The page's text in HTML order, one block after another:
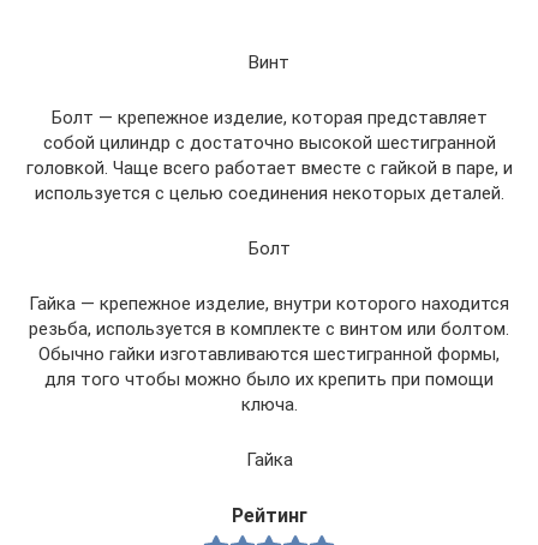
Винт
Болт — крепежное изделие, которая представляет
собой цилиндр с достаточно высокой шестигранной
головкой. Чаще всего работает вместе с гайкой в паре, и
используется с целью соединения некоторых деталей.
Болт
Гайка — крепежное изделие, внутри которого находится
резьба, используется в комплекте с винтом или болтом.
Обычно гайки изготавливаются шестигранной формы,
для того чтобы можно было их крепить при помощи
ключа.
Гайка
Рейтинг